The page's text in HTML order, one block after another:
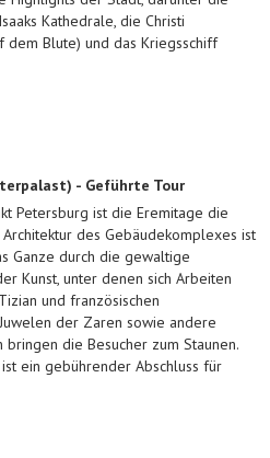
Kathedrale, die Christi
dem Blute) und das Kriegsschiff
- Geführte Tour
Petersburg ist die Eremitage die
des Gebäudekomplexes ist
Ganze durch die gewaltige
Kunst, unter denen sich Arbeiten
und französischen
der Zaren sowie andere
bringen die Besucher zum Staunen.
ein gebührender Abschluss für